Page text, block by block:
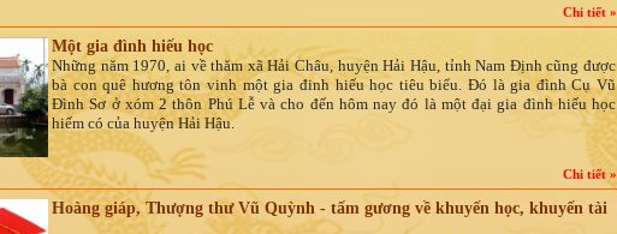
Chi tiết »
Một gia đình hiếu học
Những năm 1970, ai về thăm xã Hải Châu, huyện Hải Hậu, tỉnh Nam Định cũng được
bà con quê hương tôn vinh một gia đinh hiếu học tiêu biểu. Đó là gia đình Cụ Vũ
Đình Sơ ở xóm 2 thôn Phú Lễ và cho đến hôm nay đó là một đại gia đình hiếu học
hiếm có của huyện Hải Hậu.
Chi tiết »
Hoàng giáp, Thượng thư Vũ Quỳnh - tấm gương về khuyến học, khuyến tài